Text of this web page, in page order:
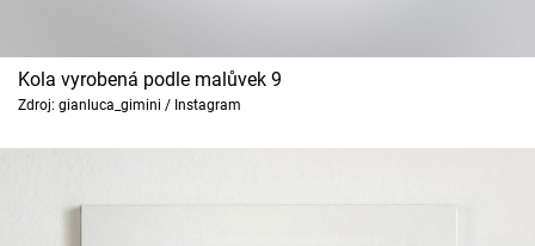
Kola vyrobená podle malůvek 9
Zdroj: gianluca_gimini / Instagram